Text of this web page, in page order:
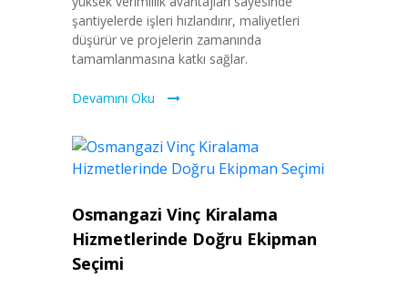
şantiyelerde işleri hızlandırır, maliyetleri
düşürür ve projelerin zamanında
tamamlanmasına katkı sağlar.
Devamını Oku
Osmangazi Vinç Kiralama
Hizmetlerinde Doğru Ekipman
Seçimi